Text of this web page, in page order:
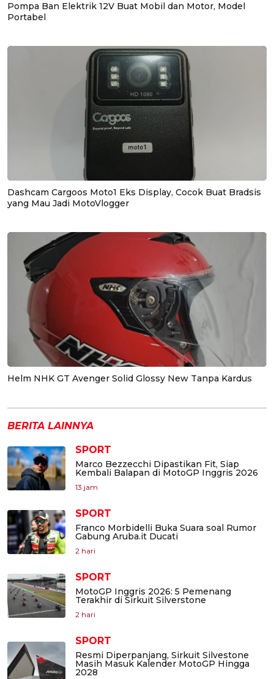
Pompa Ban Elektrik 12V Buat Mobil dan Motor, Model
Portabel
Dashcam Cargoos Moto1 Eks Display, Cocok Buat Bradsis
yang Mau Jadi MotoVlogger
Helm NHK GT Avenger Solid Glossy New Tanpa Kardus
BERITA LAINNYA
SPORT
Marco Bezzecchi Dipastikan Fit, Siap
Kembali Balapan di MotoGP Inggris 2026
13 jam
SPORT
Franco Morbidelli Buka Suara soal Rumor
Gabung Aruba.it Ducati
2 hari
SPORT
MotoGP Inggris 2026: 5 Pemenang
Terakhir di Sirkuit Silverstone
2 hari
SPORT
Resmi Diperpanjang, Sirkuit Silvestone
Masih Masuk Kalender MotoGP Hingga
2028